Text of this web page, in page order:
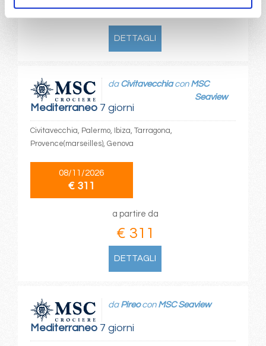
€ 259
DETTAGLI
Mediterraneo7 giorni
da Civitavecchiacon MSC
Seaview
Civitavecchia, Palermo, Ibiza, Tarragona,
Provence(marseilles), Genova
08/11/2026
€ 311
a partire da
€ 311
DETTAGLI
Mediterraneo7 giorni
da Pireocon MSC Seaview